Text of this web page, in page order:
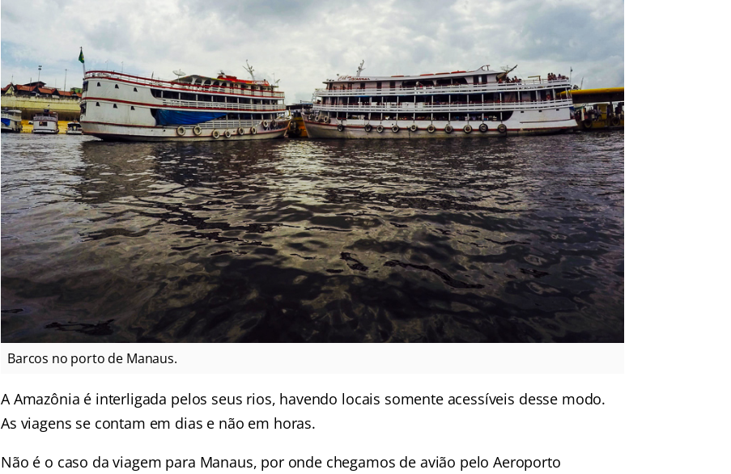
Barcos no porto de Manaus.
A Amazônia é interligada pelos seus rios, havendo locais somente acessíveis desse modo.
As viagens se contam em dias e não em horas.
Não é o caso da viagem para Manaus, por onde chegamos de avião pelo Aeroporto